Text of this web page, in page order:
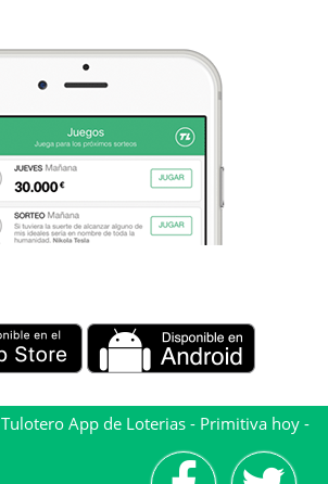
Tulotero App de Loterias - Primitiva hoy -